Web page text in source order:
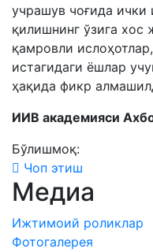
учрашув чоғида ички
қилишнинг ўзига хос
қамровли
истагидаги ёшлар
ҳақида фикр
ИИВ академияси
Бўлишмоқ:
Чоп этиш
Медиа
Ижтимоий роликлар
Фотогалерея